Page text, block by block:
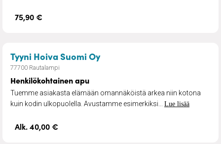
75,90 €
Tyyni Hoiva Suomi Oy– Henkilökohtainen apu
77700 Rautalampi
Henkilökohtainen apu
Tuemme asiakasta elämään omannäköistä arkea niin kotona
kuin kodin ulkopuolella. Avustamme esimerkiksi... Lue lisää
Alk. 40,00 €